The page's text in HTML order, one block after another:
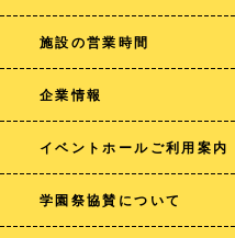
施設の営業時間
企業情報
イベントホールご利用案内
学園祭協賛について